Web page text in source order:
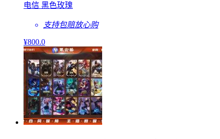
电信 黑色玫瑰
支持包赔放心购
¥800.0